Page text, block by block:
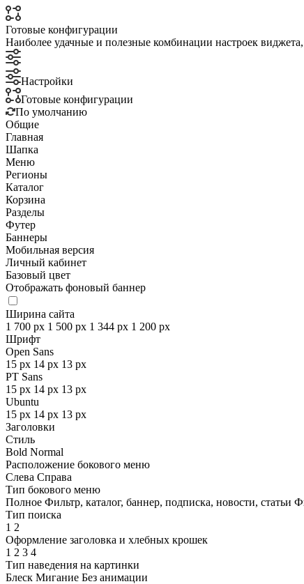
Готовые конфигурации
Наиболее удачные и полезные комбинации настроек
Настройки
Готовые конфигурации
По умолчанию
Общие
Главная
Шапка
Меню
Регионы
Каталог
Корзина
Разделы
Футер
Баннеры
Мобильная версия
Личный кабинет
Базовый цвет
Отображать фоновый баннер
Ширина сайта
1 700 px 1 500 px 1 344 px 1 200 px
Шрифт
Open Sans
15 px 14 px 13 px
PT Sans
15 px 14 px 13 px
Ubuntu
15 px 14 px 13 px
Заголовки
Стиль
Bold Normal
Расположение бокового меню
Слева Справа
Тип бокового меню
Полное Фильтр, каталог, баннер, подписка, новости, статьи
Тип поиска
1 2
Оформление заголовка и хлебных крошек
1 2 3 4
Тип наведения на картинки
Блеск Мигание Без анимации